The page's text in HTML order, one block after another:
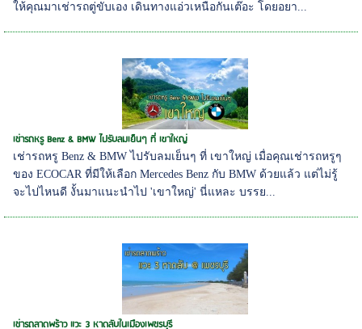
ให้คุณมาเช่ารถตู่ขับเอง เดินทางแอ่วเหนือกันเต๊อะ โดยอยา...
เช่ารถหรู Benz & BMW ไปรับลมเย็นๆ ที่ เขาใหญ่
เช่ารถหรู Benz & BMW ไปรับลมเย็นๆ ที่ เขาใหญ่ เมื่อคุณเช่ารถหรูๆ
ของ ECOCAR ที่มีให้เลือก Mercedes Benz กับ BMW ด้วยแล้ว แต่ไม่รู้
จะไปไหนดี งั้นมาแนะนำไป 'เขาใหญ่' นี่แหละ บรรย...
เช่ารถลาดพร้าว แวะ 3 หาดลับในเมืองเพชรบุรี